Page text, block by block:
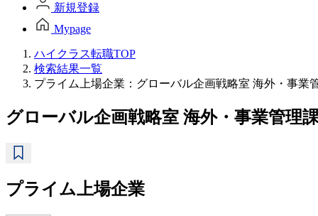
新規登録
Mypage
ハイクラス転職TOP
検索結果一覧
プライム上場企業：グローバル企画戦略室 海外・事
グローバル企画戦略室 海外・事業管
プライム上場企業